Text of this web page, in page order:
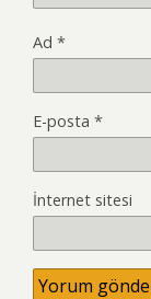
Ad *
E-posta *
İnternet sitesi